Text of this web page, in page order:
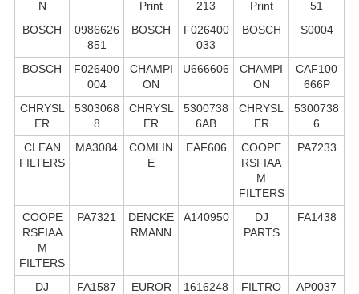
N Print 213 Print
51
BOSCH
0986626
851
BOSCH
F026400
033
BOSCH S0004
BOSCH
F026400
004
CHAMPI
ON
U666606
CHAMPI
ON
CAF100
666P
CHRYSL
ER
5303068
8
CHRYSL
ER
5300738
6AB
CHRYSL
ER
5300738
6
CLEAN
FILTERS
MA3084
COMLIN
E
EAF606
COOPE
RSFIAA
M
FILTERS
PA7233
COOPE
RSFIAA
M
FILTERS
PA7321
DENCKE
RMANN
A140950
DJ
PARTS
FA1438
DJ
FA1587
EUROR
1616248
FILTRO
AP0037